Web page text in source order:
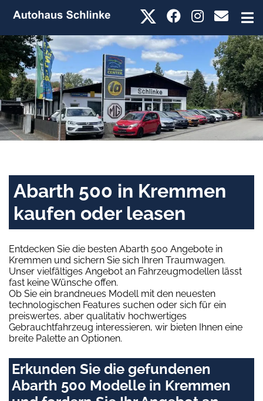
Abarth 500 in Kremmen
kaufen oder leasen
Entdecken Sie die besten Abarth 500 Angebote in
Kremmen und sichern Sie sich Ihren Traumwagen.
Unser vielfältiges Angebot an Fahrzeugmodellen lässt
fast keine Wünsche offen.
Ob Sie ein brandneues Modell mit den neuesten
technologischen Features suchen oder sich für ein
preiswertes, aber qualitativ hochwertiges
Gebrauchtfahrzeug interessieren, wir bieten Ihnen eine
breite Palette an Optionen.
Erkunden Sie die gefundenen
Abarth 500 Modelle in Kremmen